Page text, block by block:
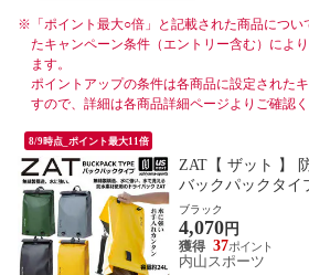
※ 「ポイント最大○倍」と記載された商品につ
たキャンペーン条件（エントリー含む）によ
ます。
ポイントアップの条件は各商品に設定された
すので、詳細は各商品詳細ページよりご確認く
8/9時点_ポイント最大11倍
ZAT【 ザット 】
バックパックタイ
2026年継続モデル
サック バックパッ
ドア モリト
[自社]
ブラック
4,070円
37
内山スポーツ